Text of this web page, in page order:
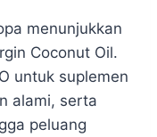
menunjukkan
Coconut Oil.
untuk suplemen
alami, serta
peluang